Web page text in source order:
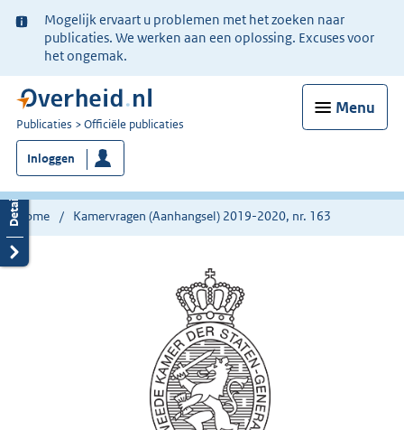
Ter
informatie:
Mogelijk ervaart u problemen met het zoeken naar
publicaties. We werken aan een oplossing. Excuses voor
het ongemak.
Menu
U
bent
nu
hier:
Publicaties Officiële publicaties
Inloggen
Home Kamervragen (Aanhangsel) 2019-2020, nr. 163